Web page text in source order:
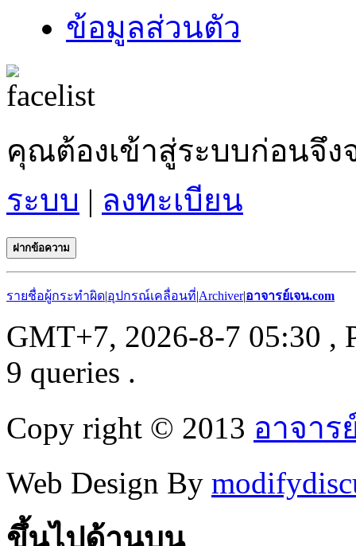
ข้อมูลส่วนตัว
คุณต้องเข้าสู่ระบบก่อนจึ
ระบบ | ลงทะเบียน
ฝากข้อความ
รายชื่อผู้กระทำผิด|อุปกรณ์เคลื่อนที่|Archiver|อาจารย์เจน.com
GMT+7, 2026-8-7 05:30 ,
9 queries .
Copy right © 2013 อาจาร
Web Design By
ขึ้นไปด้านบน